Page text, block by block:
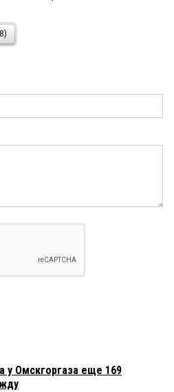
шконку ну и
26 ноября 2025 в 10:47:
это он всех сдал?
не хило --вот и пошли на встречу
если преступление
в Москве, да ещё в закрытом
у Омскгоргаза еще 169